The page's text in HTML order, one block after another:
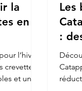
la
en
l’hiver
et une
Les
:
le